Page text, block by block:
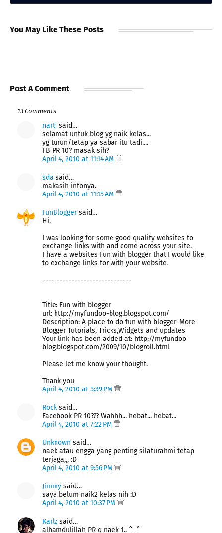
You May Like These Posts
Post A Comment
13 Comments
narti said…
selamat untuk blog yg naik kelas...
yg turun/tetap ya sabar itu tadi....
FB PR 10? masak sih?
April 4, 2010 at 11:14 AM
sda said…
makasih infonya.
April 4, 2010 at 11:15 AM
FunBloggersaid…
Hi,
I was looking for some good quality websites to
exchange links with and come across your site.
I have a websites Fun with blogger that I would like
to exchange links for with your website.
------------------------------
Title: Fun with blogger
url: http://myfundoo-blog.blogspot.com/
Description: A place to do fun with blogger-More
Blogger Tutorials, Tricks,Widgets and updates
Your link has been added at: http://myfundoo-
blog.blogspot.com/2009/10/blogroll.html
Please let me know your thought.
Thank you
April 4, 2010 at 5:39 PM
Rock said…
Facebook PR 10??? Wahhh... hebat... hebat...
April 4, 2010 at 7:22 PM
Unknown said…
naek atau engga yang penting silaturahmi tetap
terjaga,,, :D
April 4, 2010 at 9:56 PM
Jimmy said…
saya belum naik2 kelas nih :D
April 4, 2010 at 10:37 PM
Ҝarlz said…
alhamdulillah PR q naek 1.. ^_^